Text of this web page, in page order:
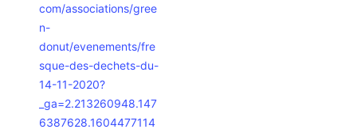
com/associations/gree
n-
donut/evenements/fre
sque-des-dechets-du-
14-11-2020?
_ga=2.213260948.147
6387628.1604477114